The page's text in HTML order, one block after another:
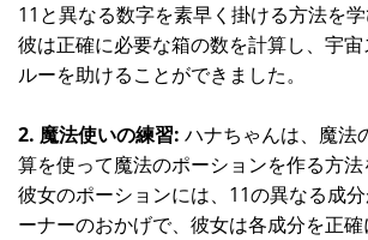
11と異なる数字を素早く掛ける方法を学
彼は正確に必要な箱の数を計算し、宇
ルーを助けることができました。
2. 魔法使いの練習: ハナちゃんは、魔法
算を使って魔法のポーションを作る方法
彼女のポーションには、11の異なる成
ーナーのおかげで、彼女は各成分を正